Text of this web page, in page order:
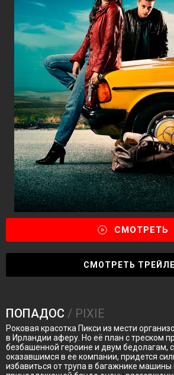
СМОТРЕТЬ
СМОТРЕТЬ
ПОПАДОС / PIXIE
Роковая красотка Пикси из мести
в Ирландии аферу. Но её план с треском
безбашенной героине и двум бедолагам,
оказавшимся в ее компании, придется
избавиться от трупа в багажнике машины